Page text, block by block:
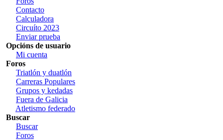
Contacto
Calculadora
Circuíto 2023
Enviar prueba
Opcións de usuario
Mi cuenta
Foros
Triatlón y duatlón
Carreras Populares
Grupos y kedadas
Fuera de Galicia
Atletismo federado
Buscar
Buscar
Foros